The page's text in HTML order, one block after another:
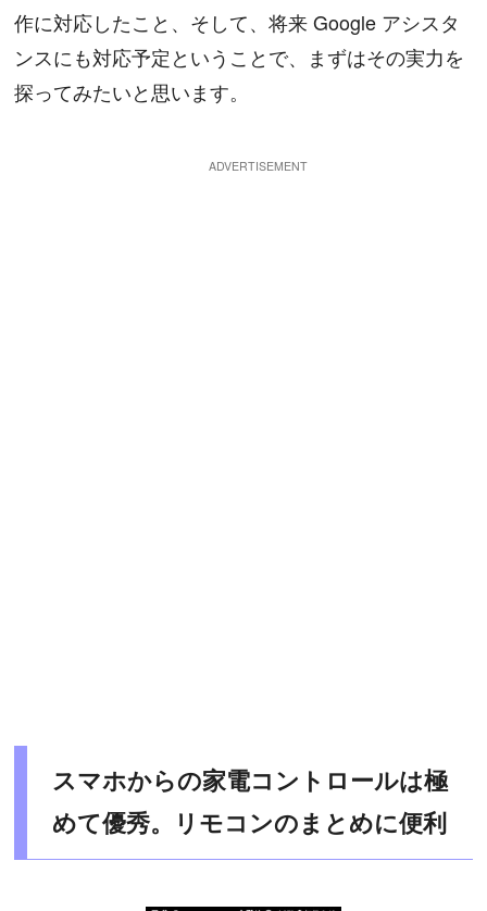
作に対応したこと、そして、将来 Google アシスタ
ンスにも対応予定ということで、まずはその実力を
探ってみたいと思います。
スマホからの家電コントロールは極
めて優秀。リモコンのまとめに便利